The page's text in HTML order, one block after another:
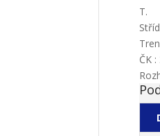
T.
ČK